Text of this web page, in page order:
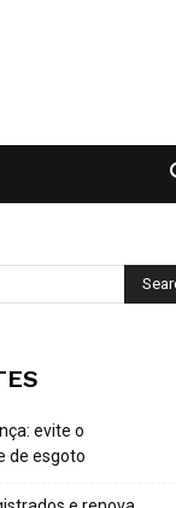
evite o
de esgoto